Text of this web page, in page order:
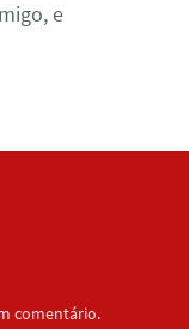
e
comentário.